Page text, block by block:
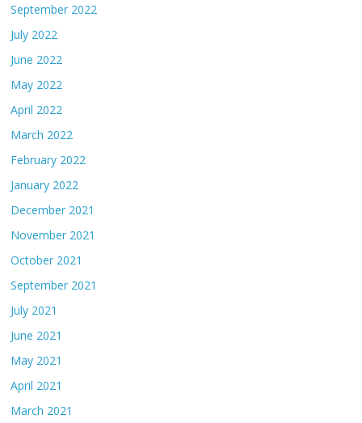
September 2022
July 2022
June 2022
May 2022
April 2022
March 2022
February 2022
January 2022
December 2021
November 2021
October 2021
September 2021
July 2021
June 2021
May 2021
April 2021
March 2021